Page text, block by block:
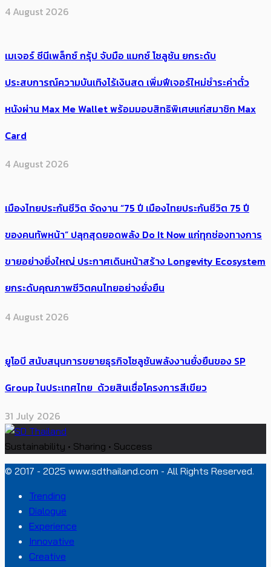
4 August 2026
เมเจอร์ ซีนีเพล็กซ์ กรุ้ป จับมือ แมกซ์ โซลูชัน ยกระดับ
ประสบการณ์ความบันเทิงไร้เงินสด เพิ่มฟีเจอร์ใหม่ชำระค่าตั๋ว
หนังผ่าน Max Me Wallet พร้อมมอบสิทธิพิเศษแก่สมาชิก Max
Card
4 August 2026
เมืองไทยประกันชีวิต จัดงาน “75 ปี เมืองไทยประกันชีวิต 75 ปี
ของคนทัพหน้า” ปลุกสุดยอดพลัง Do It Now แก่ทุกช่องทางการ
ขายอย่างยิ่งใหญ่ ประกาศเดินหน้าสร้าง Longevity Ecosystem
ยกระดับคุณภาพชีวิตคนไทยอย่างยั่งยืน
4 August 2026
ยูโอบี สนับสนุนการขยายธุรกิจโซลูชันพลังงานยั่งยืนของ SP
Group ในประเทศไทย ด้วยสินเชื่อโครงการสีเขียว
31 July 2026
Sustainability • Sharing • Success
© 2017 - 2025 www.sdthailand.com - All Rights Reserved.
Trending
Dialogue
Experience
Innovative
Creative